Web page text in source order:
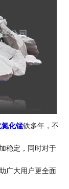
氮化锰铁多年，不
稳定，同时对于
广大用户更全面